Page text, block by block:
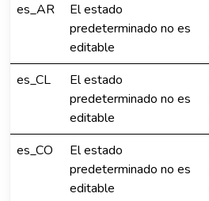
es_AR
El estado
predeterminado no es
editable
es_CL
El estado
predeterminado no es
editable
es_CO
El estado
predeterminado no es
editable